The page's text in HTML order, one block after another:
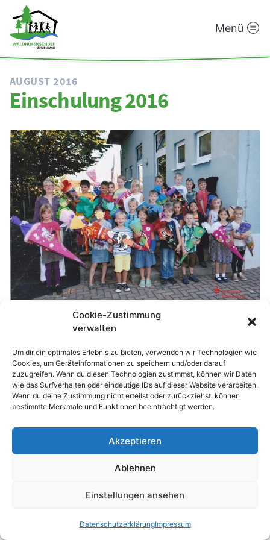
Cookie-Zustimmung
verwalten
Um dir ein optimales Erlebnis zu bieten, verwenden wir Technologien wie
Cookies, um Geräteinformationen zu speichern und/oder darauf
zuzugreifen. Wenn du diesen Technologien zustimmst, können wir Daten
wie das Surfverhalten oder eindeutige IDs auf dieser Website verarbeiten.
Wenn du deine Zustimmung nicht erteilst oder zurückziehst, können
bestimmte Merkmale und Funktionen beeinträchtigt werden.
Akzeptieren
Ablehnen
Einstellungen ansehen
DatenschutzerklärungImpressum
Waldhufenschule
Menü
AUGUST 2016
Einschulung 2016
© 2026 Waldhufenschule Zotzenbach
Impressum
Datenschutzerklärung